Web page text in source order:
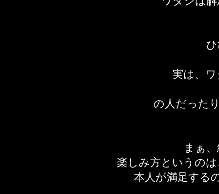
実は、
の人だった
まぁ
楽しみ方というの
本人が満足する